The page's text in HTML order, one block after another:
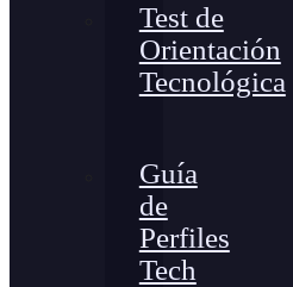
Test de
Orientación
Tecnológica
Guía
de
Perfiles
Tech